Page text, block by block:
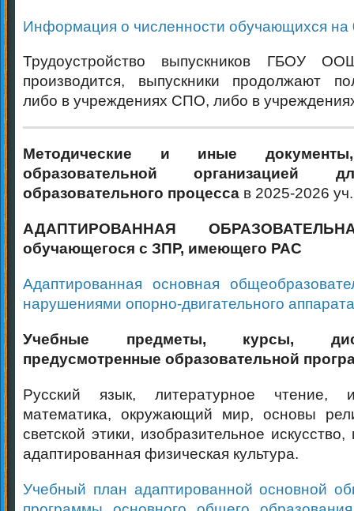
Информация о численности обучающихся на
Трудоустройство выпускников ГБОУ
производится, выпускники продолжают
либо в учреждениях СПО, либо в
Методические и иные документы,
образовательной организацией
образовательного процесса в 2025-2026
АДАПТИРОВАННАЯ
обучающегося с ЗПР, имеющего РАС
Адаптированная основная
нарушениями опорно-двигательного аппарата
Учебные предметы, курсы,
предусмотренные образовательной
Русский язык, литературное чтение,
математика, окружающий мир, основы
светской этики, изобразительное
адаптированная физическая культура.
Учебный план адаптированной основной